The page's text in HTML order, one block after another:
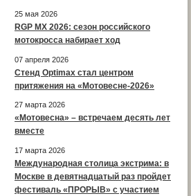
25 мая 2026
RGP MX 2026: сезон российского
мотокросса набирает ход
07 апреля 2026
Стенд Optimax стал центром
притяжения на «Мотовесне-2026»
27 марта 2026
«Мотовесна» – встречаем десять лет
вместе
17 марта 2026
Международная столица экстрима: в
Москве в девятнадцатый раз пройдет
фестиваль «ПРОРЫВ» с участием